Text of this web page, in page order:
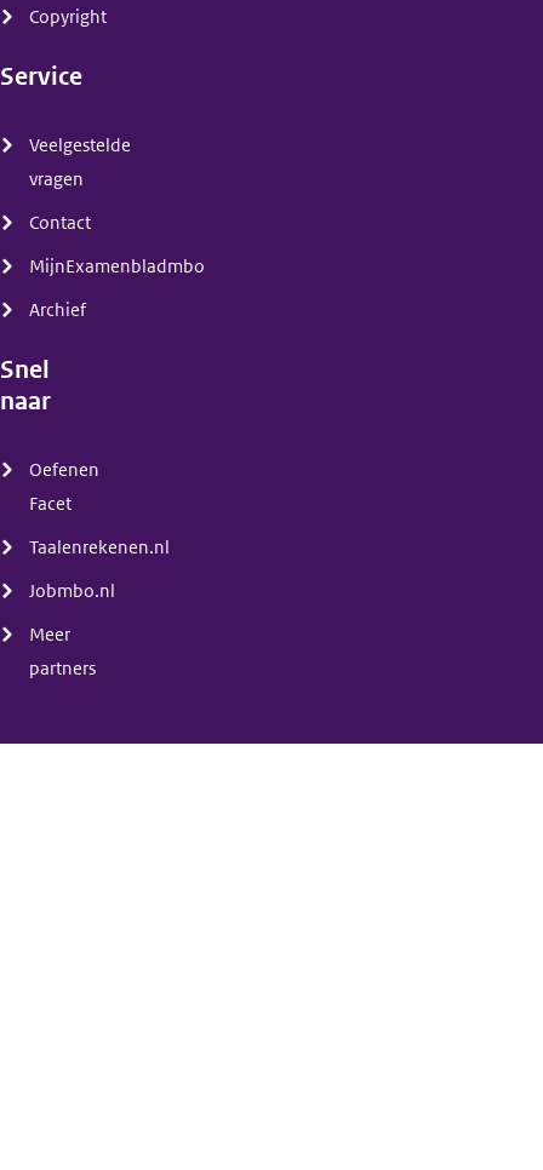
Copyright
Service
Veelgestelde
vragen
Contact
MijnExamenbladmbo
Archief
Snel
naar
Oefenen
Facet
Taalenrekenen.nl
Jobmbo.nl
Meer
partners